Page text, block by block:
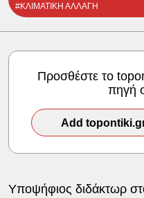
#ΚΛΙΜΑΤΙΚΗ ΑΛΛΑΓΗ
Προσθέστε το
πηγή
Add
Υποψήφιος διδάκτωρ